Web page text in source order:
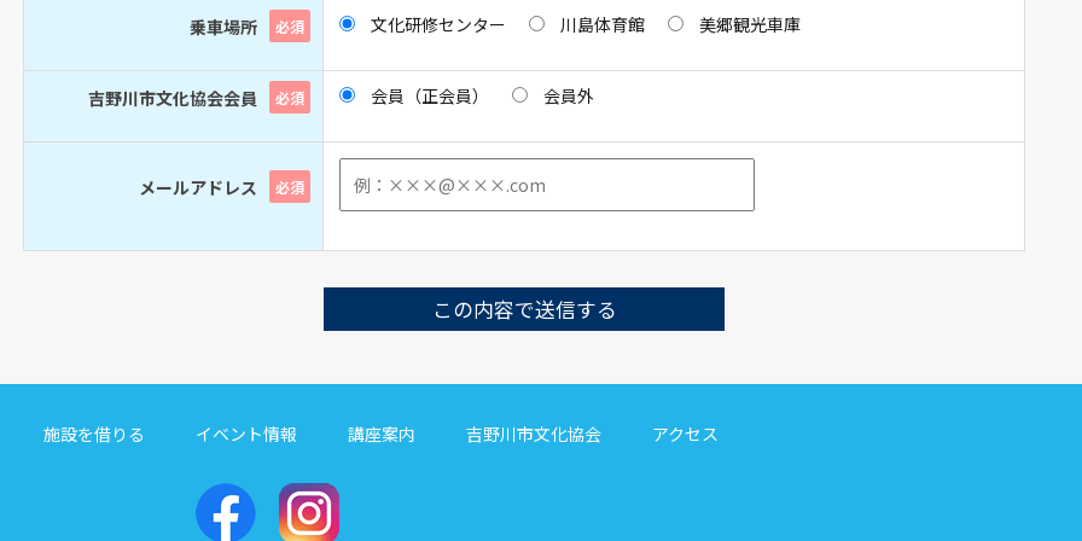
乗車場所 必須 文化研修センター 川島体育館 美郷観光車庫
吉野川市文化協会会員 必須 会員（正会員） 会員外
メールアドレス 必須
施設を借りる イベント情報 講座案内 吉野川市文化協会 アクセス